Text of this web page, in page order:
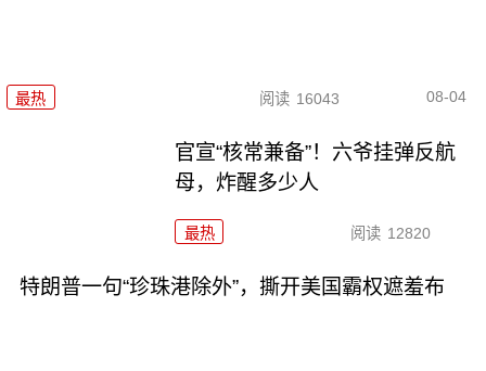
最热 阅读 16043 08-04
官宣“核常兼备”！六爷挂弹反航
母，炸醒多少人
最热 阅读 12820
特朗普一句“珍珠港除外”，撕开美国霸权遮羞布